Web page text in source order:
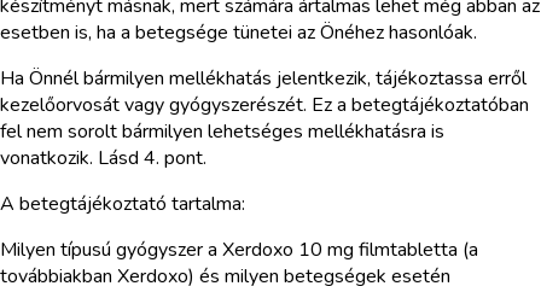
készítményt másnak, mert számára ártalmas lehet még abban az
esetben is, ha a betegsége tünetei az Önéhez hasonlóak.
Ha Önnél bármilyen mellékhatás jelentkezik, tájékoztassa erről
kezelőorvosát vagy gyógyszerészét. Ez a betegtájékoztatóban
fel nem sorolt bármilyen lehetséges mellékhatásra is
vonatkozik. Lásd 4. pont.
A betegtájékoztató tartalma:
Milyen típusú gyógyszer a Xerdoxo 10 mg filmtabletta (a
továbbiakban Xerdoxo) és milyen betegségek esetén